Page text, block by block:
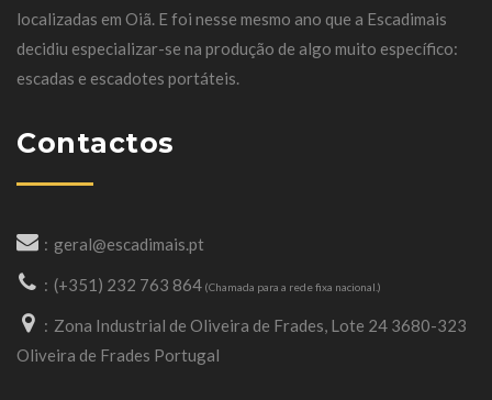
localizadas em Oiã. E foi nesse mesmo ano que a Escadimais
decidiu especializar-se na produção de algo muito específico:
escadas e escadotes portáteis.
Contactos
geral@escadimais.pt
(+351) 232 763 864 (Chamada para a rede fixa nacional.)
Zona Industrial de Oliveira de Frades, Lote 24 3680-323
Oliveira de Frades Portugal